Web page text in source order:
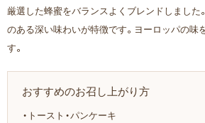
厳選した蜂蜜をバランスよくブレンドしました
のある深い味わいが特徴です。ヨーロッパの味
す。
おすすめのお召し上がり方
・トースト・パンケーキ